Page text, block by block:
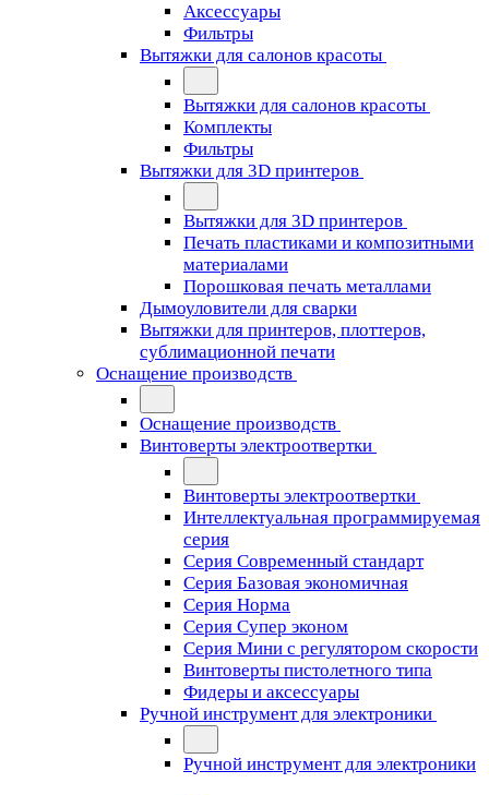
Аксессуары
Фильтры
Вытяжки для салонов красоты
Вытяжки для салонов красоты
Комплекты
Фильтры
Вытяжки для 3D принтеров
Вытяжки для 3D принтеров
Печать пластиками и композитными
материалами
Порошковая печать металлами
Дымоуловители для сварки
Вытяжки для принтеров, плоттеров,
сублимационной печати
Оснащение производств
Оснащение производств
Винтоверты электроотвертки
Винтоверты электроотвертки
Интеллектуальная программируемая
серия
Серия Современный стандарт
Серия Базовая экономичная
Серия Норма
Серия Cупер эконом
Серия Мини с регулятором скорости
Винтоверты пистолетного типа
Фидеры и аксессуары
Ручной инструмент для электроники
Ручной инструмент для электроники